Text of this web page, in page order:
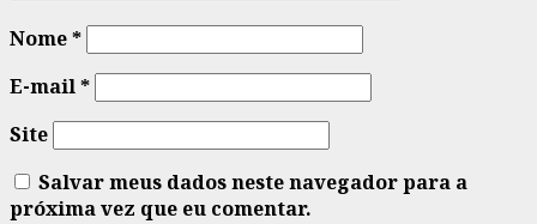
Nome*
E-mail*
Site
Salvar meus dados neste navegador para a
próxima vez que eu comentar.